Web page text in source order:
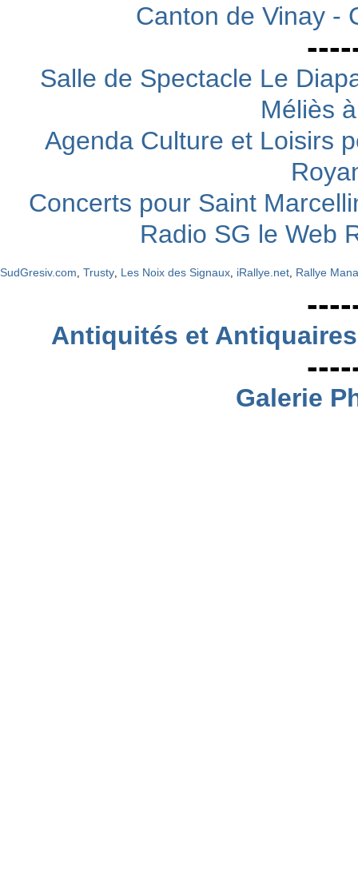
Canton de Vinay -
Salle de Spectacle Le
Méliès
Agenda Culture et Loisirs
Concerts pour Saint
Radio SG le Web
SudGresiv.com, Trusty, Les Noix des Signaux, iRallye.net, Rallye
Antiquités et
Galerie